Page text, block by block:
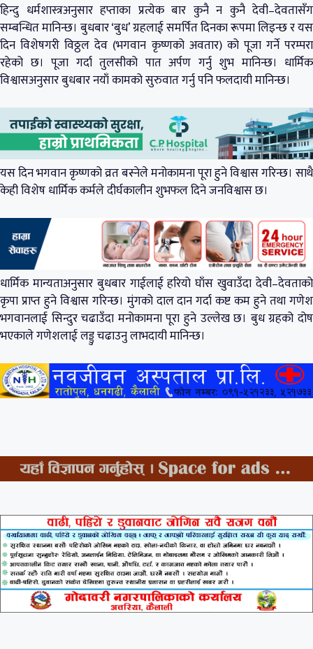
हिन्दु धर्मशास्त्रअनुसार हप्ताका प्रत्येक बार कुनै न कुनै देवी–देवतासँग
सम्बन्धित मानिन्छ। बुधबार ‘बुध’ ग्रहलाई समर्पित दिनका रूपमा लिइन्छ र यस
दिन विशेषगरी विठ्ठल देव (भगवान कृष्णको अवतार) को पूजा गर्ने परम्परा
रहेको छ। पूजा गर्दा तुलसीको पात अर्पण गर्नु शुभ मानिन्छ। धार्मिक
विश्वासअनुसार बुधबार नयाँ कामको सुरुवात गर्नु पनि फलदायी मानिन्छ।
यस दिन भगवान कृष्णको व्रत बस्नेले मनोकामना पूरा हुने विश्वास गरिन्छ। साथै
केही विशेष धार्मिक कर्मले दीर्घकालीन शुभफल दिने जनविश्वास छ।
धार्मिक मान्यताअनुसार बुधबार गाईलाई हरियो घाँस खुवाउँदा देवी–देवताको
कृपा प्राप्त हुने विश्वास गरिन्छ। मुंगको दाल दान गर्दा कष्ट कम हुने तथा गणेश
भगवानलाई सिन्दुर चढाउँदा मनोकामना पूरा हुने उल्लेख छ। बुध ग्रहको दोष
भएकाले गणेशलाई लड्डु चढाउनु लाभदायी मानिन्छ।